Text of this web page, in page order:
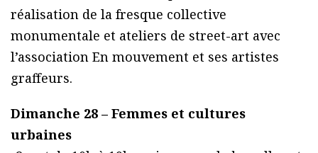
réalisation de la fresque collective
monumentale et ateliers de street-art avec
l’association En mouvement et ses artistes
graffeurs.
Dimanche 28 – Femmes et cultures
urbaines